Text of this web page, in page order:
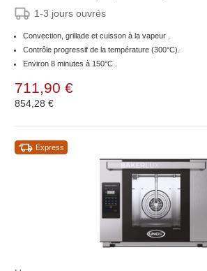
1-3 jours ouvrés
Convection, grillade et cuisson à la vapeur .
Contrôle progressif de la température (300°C).
Environ 8 minutes à 150°C .
711,90 €
854,28 €
Express